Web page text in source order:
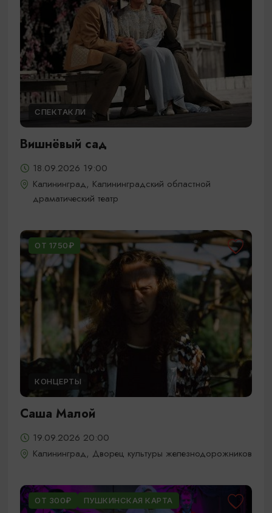
СПЕКТАКЛИ
Вишнёвый сад
18.09.2026 19:00
Калининград, Калининградский областной
драматический театр
ОТ 1750₽
КОНЦЕРТЫ
Саша Малой
19.09.2026 20:00
Калининград, Дворец культуры железнодорожников
ОТ 300₽ ПУШКИНСКАЯ КАРТА